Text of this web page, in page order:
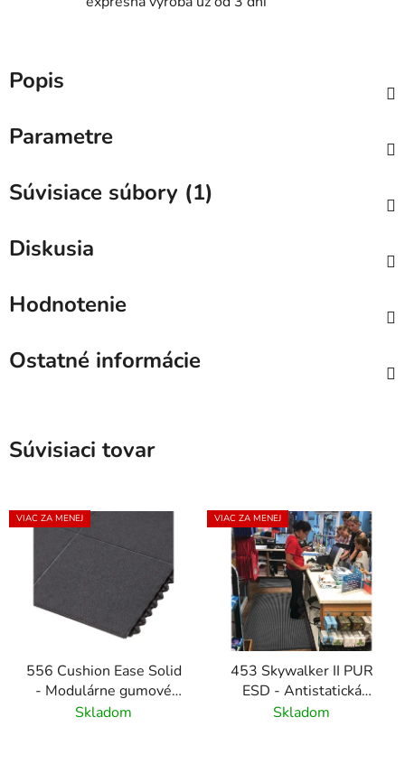
Popis
Parametre
Súvisiace súbory (1)
Diskusia
Hodnotenie
Ostatné informácie
Súvisiaci tovar
VIAC ZA MENEJ
556 Cushion Ease Solid
- Modulárne gumové
dlaždice pre ťažkú
Skladom
VIAC ZA MENEJ
453 Skywalker II PUR
ESD - Antistatická
polyuretánová rohož s
Skladom